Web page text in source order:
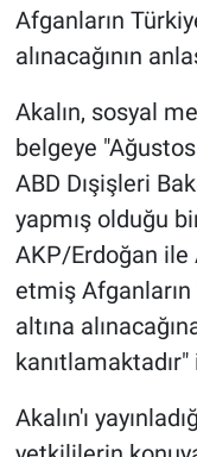
Afganların
alınacağının
Akalın, sosyal
belgeye
ABD Dışişleri
yapmış olduğu
AKP/Erdoğan ile
etmiş Afganların
altına
Akalın'ı